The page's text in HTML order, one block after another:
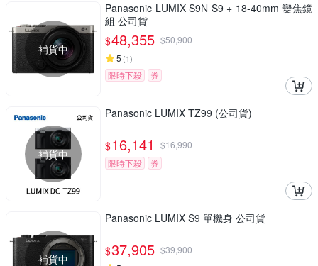
補貨中
Panasonic LUMIX S9N S9 + 18-40mm 變焦鏡
組 公司貨
$48,355 $50,900
5 (1)
限時下殺 券
補貨中
Panasonic LUMIX TZ99 (公司貨)
$16,141 $16,990
限時下殺
券
補貨中
Panasonic LUMIX S9 單機身 公司貨
$37,905 $39,900